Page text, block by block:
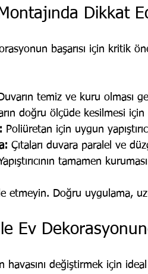
Montajında Dikkat
başarısı için kritik
Duvarın temiz ve kuru olması
doğru ölçüde kesilmesi
Poliüretan için uygun
Çıtaları duvara paralel ve
tamamen
etmeyin. Doğru uygulama,
Ev
havasını değiştirmek için